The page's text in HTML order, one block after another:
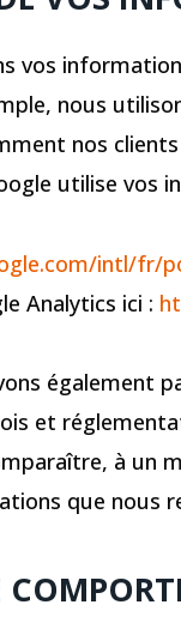
vos
nous
nos
utilise vos
intl/fr/
Analytics ici :
également
et
à un
que nous